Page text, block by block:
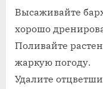
Высаживайте
хорошо
Поливайте
жаркую погоду.
Удалите